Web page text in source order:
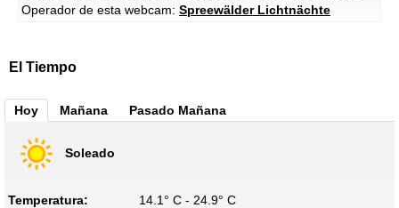
Operador de esta webcam: Spreewälder Lichtnächte
El Tiempo
Hoy Mañana Pasado Mañana
Soleado
Temperatura:
14.1° C - 24.9° C